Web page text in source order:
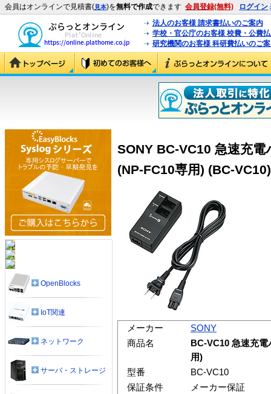
会員はオンラインで見積書(見本)を無料で作成できます 会員登録(無料) ログイン
法人のお客様 請求書払いのご案内
学校・官公庁のお客様 校費・公費
研究機関のお客様 科研費払いのご
SONY BC-VC10 急速充
(NP-FC10専用) (BC-VC10)
メーカー
SONY
商品名
BC-VC10 急速充
用)
型番
BC-VC10
保証条件
メーカー保証
OpenBlocks
IoT関連
ネットワーク
サーバ・ストレージ